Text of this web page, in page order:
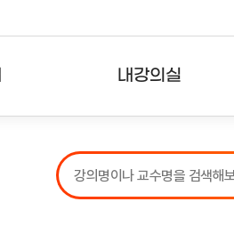
내강의실
강의리스트
수강확인증강의